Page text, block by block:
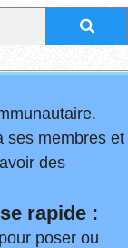
ses membres et
des
rapide :
poser ou